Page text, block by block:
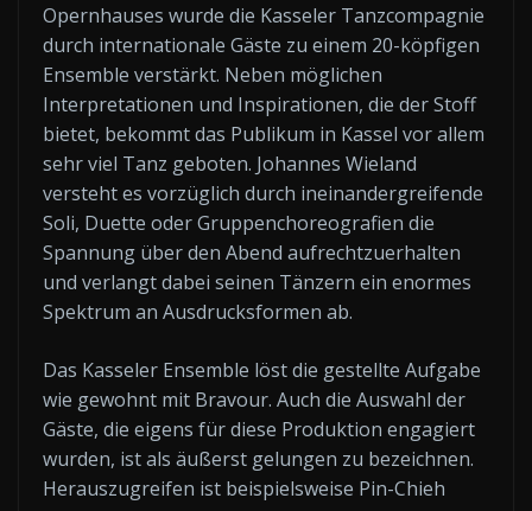
Opernhauses wurde die Kasseler Tanzcompagnie
durch internationale Gäste zu einem 20-köpfigen
Ensemble verstärkt. Neben möglichen
Interpretationen und Inspirationen, die der Stoff
bietet, bekommt das Publikum in Kassel vor allem
sehr viel Tanz geboten. Johannes Wieland
versteht es vorzüglich durch ineinandergreifende
Soli, Duette oder Gruppenchoreografien die
Spannung über den Abend aufrechtzuerhalten
und verlangt dabei seinen Tänzern ein enormes
Spektrum an Ausdrucksformen ab.
Das Kasseler Ensemble löst die gestellte Aufgabe
wie gewohnt mit Bravour. Auch die Auswahl der
Gäste, die eigens für diese Produktion engagiert
wurden, ist als äußerst gelungen zu bezeichnen.
Herauszugreifen ist beispielsweise Pin-Chieh